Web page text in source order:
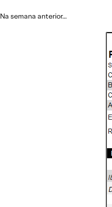
Na semana anterior…